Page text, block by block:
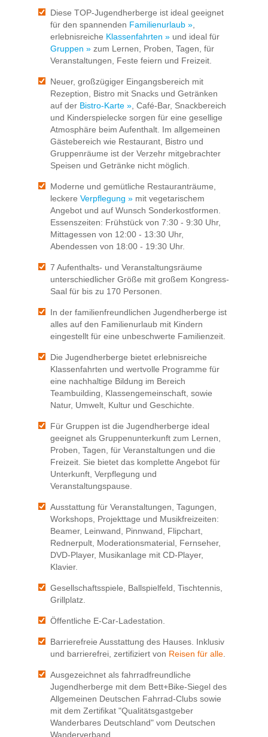
Diese TOP-Jugendherberge ist ideal geeignet
für den spannenden Familienurlaub »,
erlebnisreiche Klassenfahrten » und ideal für
Gruppen » zum Lernen, Proben, Tagen, für
Veranstaltungen, Feste feiern und Freizeit.
Neuer, großzügiger Eingangsbereich mit
Rezeption, Bistro mit Snacks und Getränken
auf der Bistro-Karte », Café-Bar, Snackbereich
und Kinderspielecke sorgen für eine gesellige
Atmosphäre beim Aufenthalt. Im allgemeinen
Gästebereich wie Restaurant, Bistro und
Gruppenräume ist der Verzehr mitgebrachter
Speisen und Getränke nicht möglich.
Moderne und gemütliche Restauranträume,
leckere Verpflegung » mit vegetarischem
Angebot und auf Wunsch Sonderkostformen.
Essenszeiten: Frühstück von 7:30 - 9:30 Uhr,
Mittagessen von 12:00 - 13:30 Uhr,
Abendessen von 18:00 - 19:30 Uhr.
7 Aufenthalts- und Veranstaltungsräume
unterschiedlicher Größe mit großem Kongress-
Saal für bis zu 170 Personen.
In der familienfreundlichen Jugendherberge ist
alles auf den Familienurlaub mit Kindern
eingestellt für eine unbeschwerte Familienzeit.
Die Jugendherberge bietet erlebnisreiche
Klassenfahrten und wertvolle Programme für
eine nachhaltige Bildung im Bereich
Teambuilding, Klassengemeinschaft, sowie
Natur, Umwelt, Kultur und Geschichte.
Für Gruppen ist die Jugendherberge ideal
geeignet als Gruppenunterkunft zum Lernen,
Proben, Tagen, für Veranstaltungen und die
Freizeit. Sie bietet das komplette Angebot für
Unterkunft, Verpflegung und
Veranstaltungspause.
Ausstattung für Veranstaltungen, Tagungen,
Workshops, Projekttage und Musikfreizeiten:
Beamer, Leinwand, Pinnwand, Flipchart,
Rednerpult, Moderationsmaterial, Fernseher,
DVD-Player, Musikanlage mit CD-Player,
Klavier.
Gesellschaftsspiele, Ballspielfeld, Tischtennis,
Grillplatz.
Öffentliche E-Car-Ladestation.
Barrierefreie Ausstattung des Hauses. Inklusiv
und barrierefrei, zertifiziert von Reisen für alle.
Ausgezeichnet als fahrradfreundliche
Jugendherberge mit dem Bett+Bike-Siegel des
Allgemeinen Deutschen Fahrrad-Clubs sowie
mit dem Zertifikat "Qualitätsgastgeber
Wanderbares Deutschland" vom Deutschen
Wanderverband.